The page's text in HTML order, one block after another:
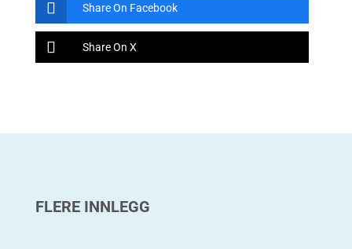
Share On Facebook
Share On X
FLERE INNLEGG